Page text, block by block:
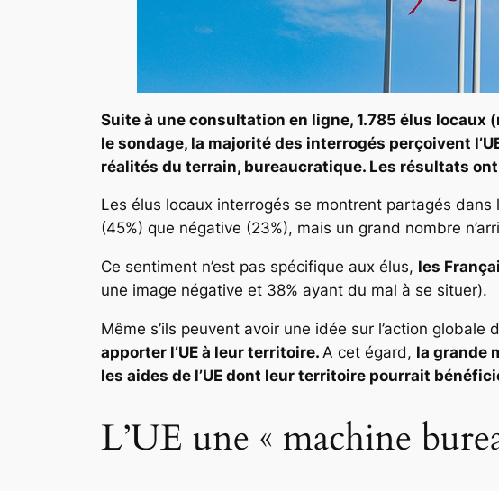
Suite à une consultation en ligne, 1.785 élus
le sondage, la majorité des interrogés perçoivent
réalités du terrain, bureaucratique. Les résultats
Les élus locaux interrogés se montrent partagés dans
(45%) que négative (23%), mais un grand nombre
Ce sentiment n’est pas spécifique aux élus, les
une image négative et 38% ayant du mal à se situer).
Même s’ils peuvent avoir une idée sur l’action globale
apporter l’UE à leur territoire. A cet égard, la grande
les aides de l’UE dont leur territoire pourrait
L’UE une « machine